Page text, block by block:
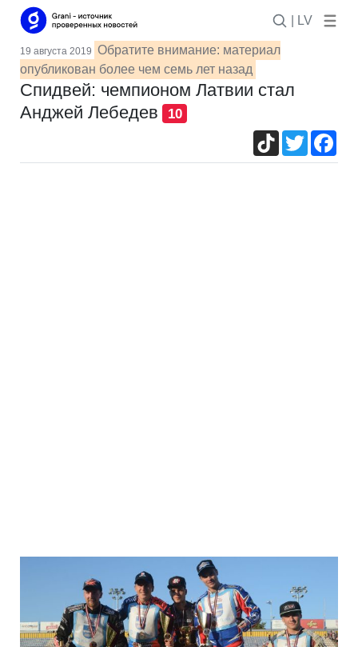
| LV
19 августа 2019 Обратите внимание: материал
опубликован более чем семь лет назад
Спидвей: чемпионом Латвии стал
Анджей Лебедев
10
TikTokTwitter